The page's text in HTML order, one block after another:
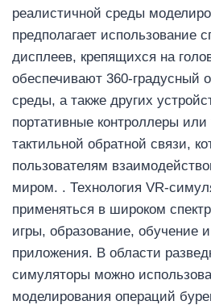
реалистичной среды
предполагает использование
дисплеев, крепящихся на
обеспечивают 360-градусный
среды, а также других
портативные контроллеры или
тактильной обратной связи,
пользователям
миром. . Технология VR-
применяться в широком
игры, образование, обучение
приложения. В области
симуляторы можно
моделирования операций